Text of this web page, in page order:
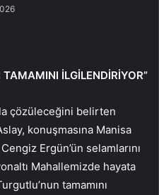
TAMAMINI İLGİLENDİRİYOR”
çözüleceğini belirten
konuşmasına Manisa
Ergün’ün selamlarını
Mahallemizde hayata
tamamını